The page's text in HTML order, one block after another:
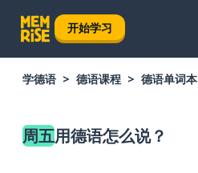
开始学习
学德语 德语课程 德语单词本
周五用德语怎么说？